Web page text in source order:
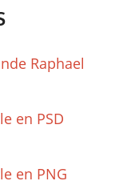
Raphael
en PSD
en PNG